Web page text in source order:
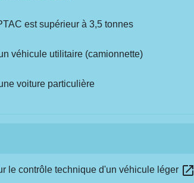
est supérieur à 3,5 tonnes
véhicule utilitaire (camionnette)
voiture particulière
le contrôle technique d'un véhicule léger open_in_new